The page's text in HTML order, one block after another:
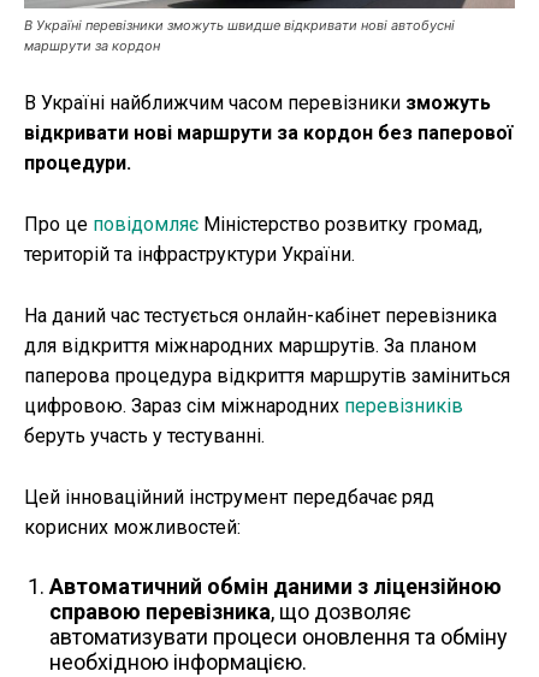
Курс валют
Ми в соц. мережах
В Україні перевізники зможуть швидше відкривати нові автобусні
маршрути за кордон
В Україні найближчим часом перевізники зможуть
відкривати нові маршрути за кордон без паперової
процедури.
Про це повідомляє Міністерство розвитку громад,
територій та інфраструктури України.
На даний час тестується онлайн-кабінет перевізника
для відкриття міжнародних маршрутів. За планом
паперова процедура відкриття маршрутів заміниться
цифровою. Зараз сім міжнародних перевізників
беруть участь у тестуванні.
Цей інноваційний інструмент передбачає ряд
корисних можливостей:
Автоматичний обмін даними з ліцензійною
справою перевізника, що дозволяє
автоматизувати процеси оновлення та обміну
необхідною інформацією.